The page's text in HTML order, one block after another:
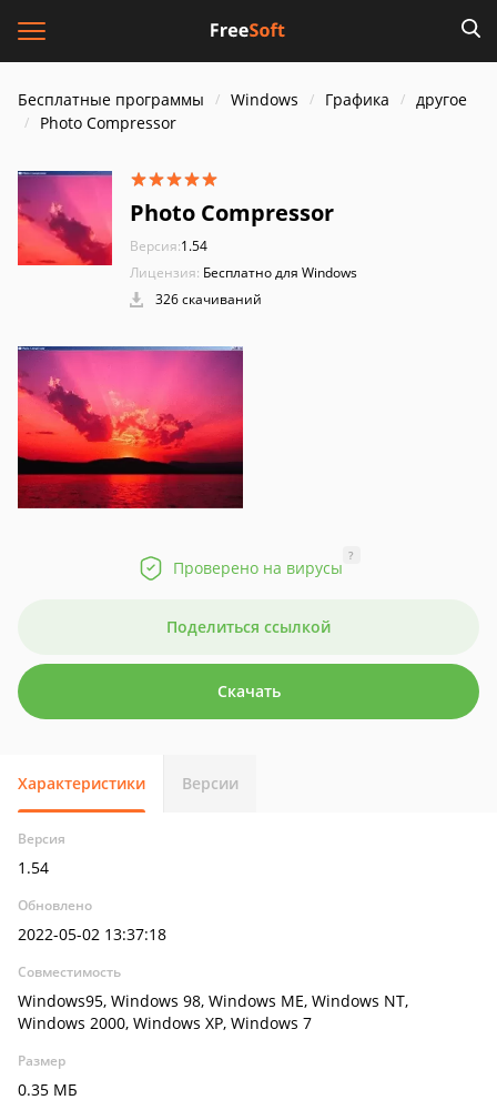
Бесплатные программы Windows Графика
другое
Photo Compressor
Photo Compressor
Версия:1.54
Лицензия: Бесплатно для Windows
326 скачиваний
Проверено на вирусы
?
Поделиться ссылкой
Скачать
Характеристики Версии
Версия
1.54
Обновлено
2022-05-02 13:37:18
Совместимость
Windows95, Windows 98, Windows ME, Windows NT,
Windows 2000, Windows XP, Windows 7
Размер
0.35 МБ